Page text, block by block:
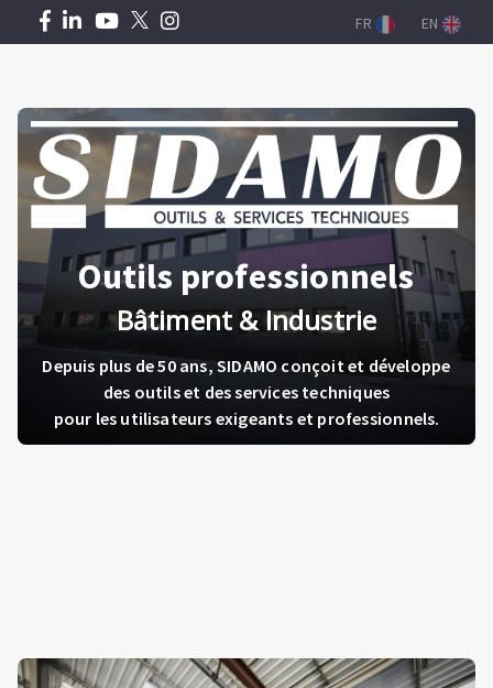
para
principal
FR EN
Type
paragraphe
Zone
texte
Outils professionnels
Bâtiment & Industrie
Depuis plus de 50 ans, SIDAMO conçoit et développe
des outils et des services techniques
pour les utilisateurs exigeants et professionnels.